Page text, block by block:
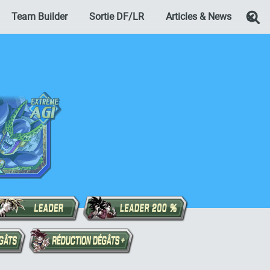
Team Builder Sortie DF/LR Articles & News